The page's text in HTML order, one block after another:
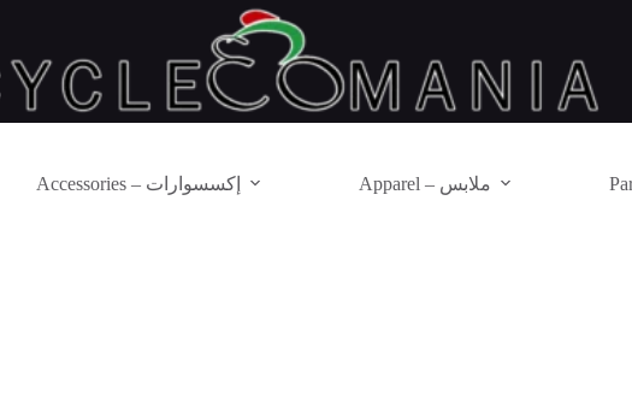
Accessories – إكسسوارات Apparel – ملابس